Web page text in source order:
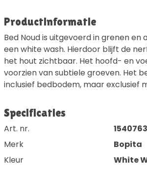
Productinformatie
Bed Noud is uitgevoerd in grenen
een white wash. Hierdoor blijft de
het hout zichtbaar. Het hoofd- en
voorzien van subtiele groeven. Het
inclusief bedbodem, maar exclusief
Specificaties
Art. nr.
Merk
Bopita
Kleur
White